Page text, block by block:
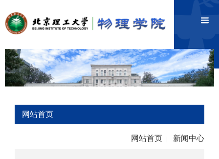
网站首页
网站首页 新闻中心